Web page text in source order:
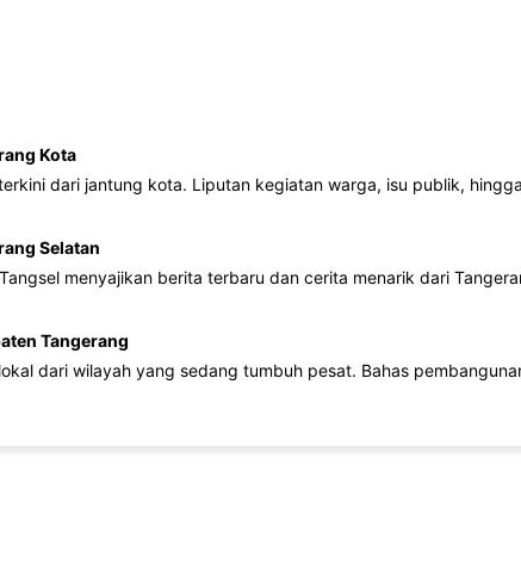
Kota
dari jantung kota. Liputan kegiatan warga, isu publik,
Selatan
menyajikan berita terbaru dan cerita menarik dari
Tangerang
dari wilayah yang sedang tumbuh pesat. Bahas